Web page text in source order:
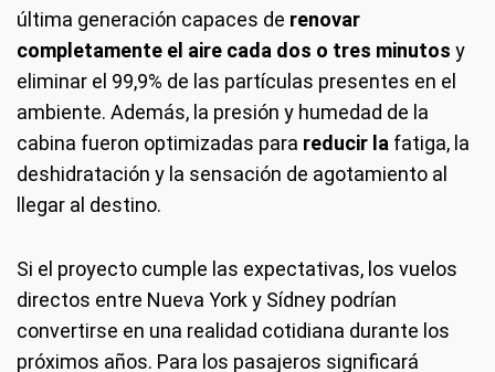
última generación capaces de renovar
completamente el aire cada dos o tres minutos y
eliminar el 99,9% de las partículas presentes en el
ambiente. Además, la presión y humedad de la
cabina fueron optimizadas para reducir la fatiga, la
deshidratación y la sensación de agotamiento al
llegar al destino.
Si el proyecto cumple las expectativas, los vuelos
directos entre Nueva York y Sídney podrían
convertirse en una realidad cotidiana durante los
próximos años. Para los pasajeros significará